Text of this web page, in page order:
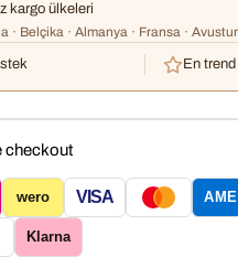
kargo ülkeleri
· Belçika · Almanya · Fransa ·
En
checkout
wero VISA
Klarna